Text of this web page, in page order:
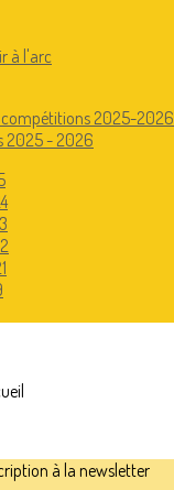
à l'arc
compétitions 2025-2026
2025 - 2026
à la newsletter